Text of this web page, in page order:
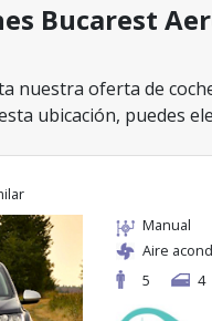
Bucarest
nuestra oferta de
ubicación, puedes
Manual
Aire
5
4